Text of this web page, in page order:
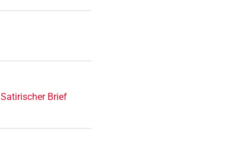
Satirischer Brief